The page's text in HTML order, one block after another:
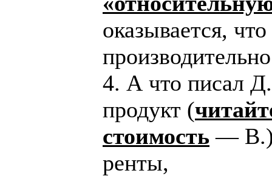
оказывается,
4. А что писал
продукт (
стоимость — В.),
ренты,